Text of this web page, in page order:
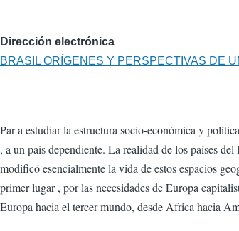
Dirección electrónica
BRASIL ORÍGENES Y PERSPECTIVAS DE
Par a estudiar la estructura socio-económica y
, a un país dependiente. La realidad de los países
modificó esencialmente la vida de estos espacios
primer lugar , por las necesidades de Europa
Europa hacia el tercer mundo, desde Africa hacia